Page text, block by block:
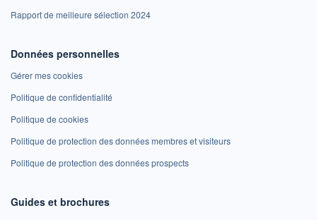
Rapport de meilleure sélection 2024
Données personnelles
Gérer mes cookies
Politique de confidentialité
Politique de cookies
Politique de protection des données membres et visiteurs
Politique de protection des données prospects
Guides et brochures